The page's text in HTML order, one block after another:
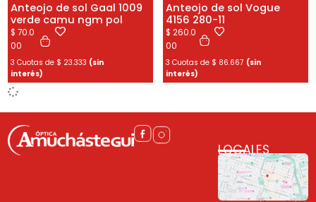
Anteojo de sol Gaal 1009
verde camu ngm pol
$ 70.0
00
3 Cuotas de $ 23.333 (sin
interés)
Anteojo de sol Vogue
4156 280-11
$ 260.0
00
3 Cuotas de $ 86.667 (sin
interés)
LOCALES